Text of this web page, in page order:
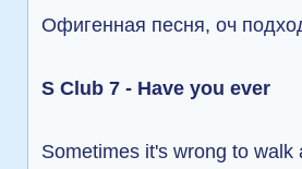
Офигенная песня, оч
S Club 7 - Have you ever
Sometimes it's wrong to walk